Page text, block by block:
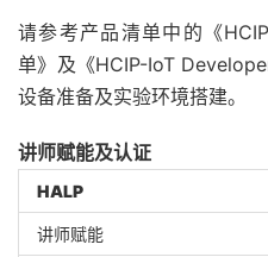
请参考产品清单中的《
单》及《HCIP-IoT
设备准备及实验环境搭建。
讲师赋能及认证
HALP
讲师赋能